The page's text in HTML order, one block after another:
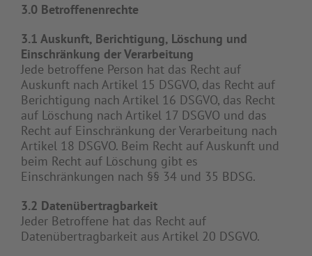
3.0 Betroffenenrechte
3.1 Auskunft, Berichtigung, Löschung und
Einschränkung der Verarbeitung
Jede betroffene Person hat das Recht auf
Auskunft nach Artikel 15 DSGVO, das Recht auf
Berichtigung nach Artikel 16 DSGVO, das Recht
auf Löschung nach Artikel 17 DSGVO und das
Recht auf Einschränkung der Verarbeitung nach
Artikel 18 DSGVO. Beim Recht auf Auskunft und
beim Recht auf Löschung gibt es
Einschränkungen nach §§ 34 und 35 BDSG.
3.2 Datenübertragbarkeit
Jeder Betroffene hat das Recht auf
Datenübertragbarkeit aus Artikel 20 DSGVO.